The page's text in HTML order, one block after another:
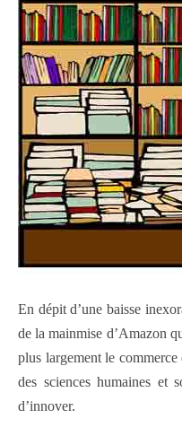
En dépit d’une baisse
de la mainmise d’Amazon
plus largement le
des sciences humaines et
d’innover.